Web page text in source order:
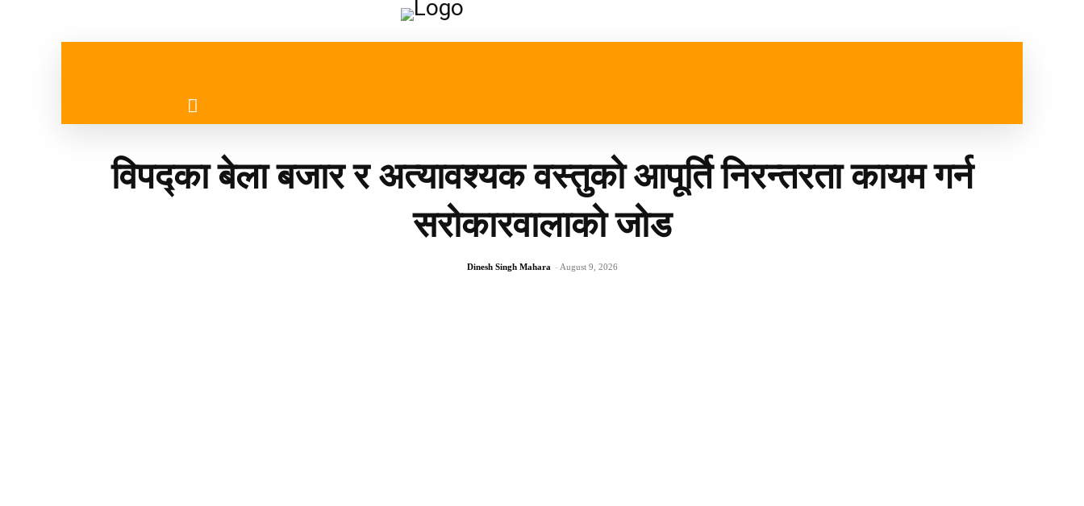
विपद्का बेला बजार र अत्यावश्यक वस्तुको आपूर्ति निरन्तरता कायम गर्न
सरोकारवालाको जोड
Dinesh Singh Mahara - August 9, 2026